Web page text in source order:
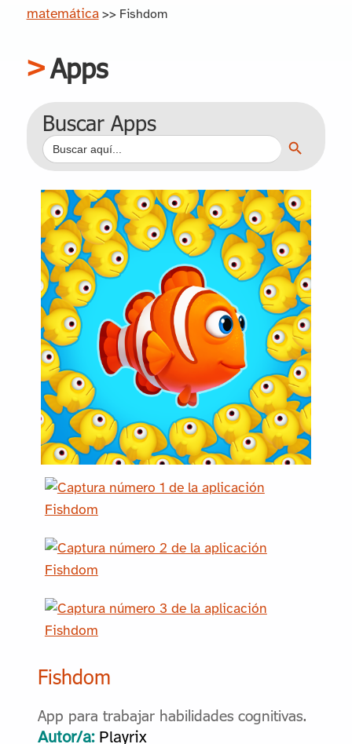
matemática >> Fishdom
Apps
Buscar Apps
Buscar:
Fishdom
App para trabajar habilidades cognitivas.
Autor/a: Playrix